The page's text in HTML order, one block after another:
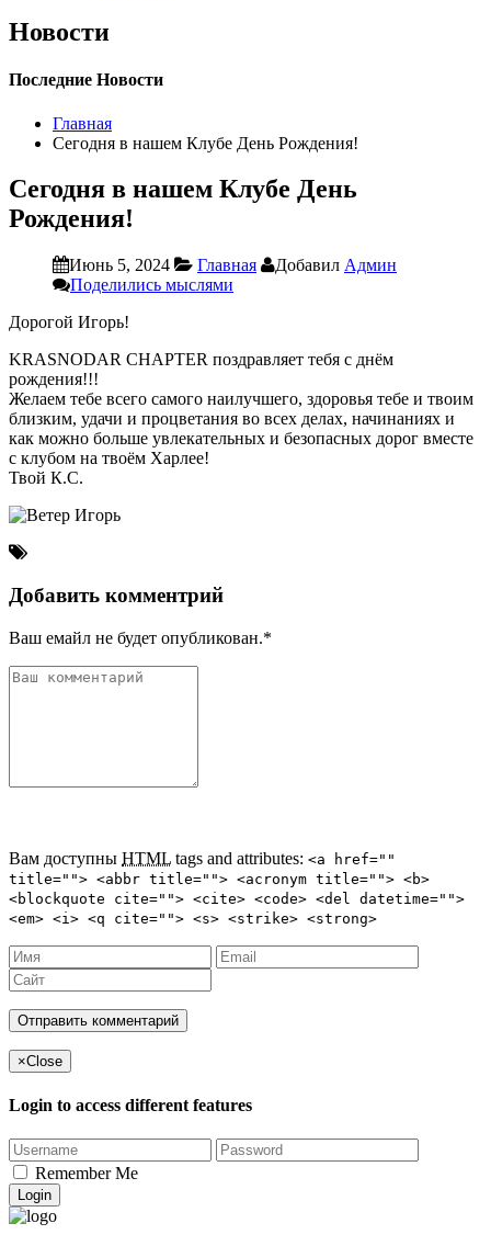
Новости
Последние Новости
Главная
Сегодня в нашем Клубе День Рождения!
Сегодня в нашем Клубе День
Рождения!
Июнь 5, 2024 Главная Добавил Админ
Поделились мыслями
Дорогой Игорь!
KRASNODAR CHAPTER поздравляет тебя с днём
рождения!!!
Желаем тебе всего самого наилучшего, здоровья тебе и твоим
близким, удачи и процветания во всех делах, начинаниях и
как можно больше увлекательных и безопасных дорог вместе
с клубом на твоём Харлее!
Твой К.С.
Добавить комментрий
Ваш емайл не будет опубликован.*
Вам доступны HTML tags and attributes: <a href=""
title=""> <abbr title=""> <acronym title=""> <b>
<blockquote cite=""> <cite> <code> <del datetime="">
<em> <i> <q cite=""> <s> <strike> <strong>
×Close
Login to access different features
Remember Me
Login